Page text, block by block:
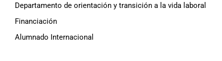
Departamento de orientación y transición a la vida laboral
Financiación
Alumnado Internacional